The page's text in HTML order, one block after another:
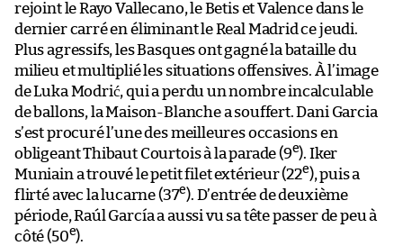
rejoint le Rayo Vallecano, le Betis et Valence dans le
dernier carré en éliminant le Real Madrid ce jeudi.
Plus agressifs, les Basques ont gagné la bataille du
milieu et multiplié les situations offensives. À l’image
de Luka Modrić, qui a perdu un nombre incalculable
de ballons, la Maison-Blanche a souffert. Dani Garcia
s’est procuré l’une des meilleures occasions en
obligeant Thibaut Courtois à la parade (9e). Iker
Muniain a trouvé le petit filet extérieur (22e), puis a
flirté avec la lucarne (37e). D’entrée de deuxième
période, Raúl García a aussi vu sa tête passer de peu à
côté (50e).